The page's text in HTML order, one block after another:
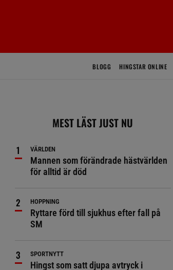
BLOGG HINGSTAR ONLINE
MEST LÄST JUST NU
VÄRLDEN
Mannen som förändrade hästvärlden
för alltid är död
HOPPNING
Ryttare förd till sjukhus efter fall på
SM
SPORTNYTT
Hingst som satt djupa avtryck i